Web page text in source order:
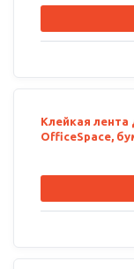
Клейкая лента
OfficeSpace,